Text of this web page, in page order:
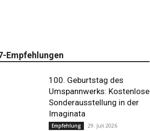
Empfehlungen
100. Geburtstag des
Umspannwerks: Kostenlose
Sonderausstellung in der
Imaginata
Empfehlung 29. Juli 2026